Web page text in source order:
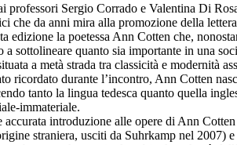
professori Sergio Corrado e Valentina Di
che da anni mira alla promozione della
edizione la poetessa Ann Cotten che,
a sottolineare quanto sia importante in una
a metà strada tra classicità e modernità
ricordato durante l’incontro, Ann Cotten
tanto la lingua tedesca quanto quella
immateriale.
accurata introduzione alle opere di Ann
straniera, usciti da Suhrkamp nel 2007) e